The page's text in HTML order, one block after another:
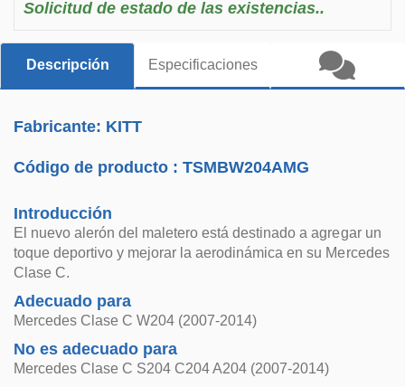
Solicitud de estado de las existencias..
Descripción Especificaciones
Fabricante: KITT
Código de producto :TSMBW204AMG
Introducción
El nuevo alerón del maletero está destinado a agregar un
toque deportivo y mejorar la aerodinámica en su Mercedes
Clase C.
Adecuado para
Mercedes Clase C W204 (2007-2014)
No es adecuado para
Mercedes Clase C S204 C204 A204 (2007-2014)